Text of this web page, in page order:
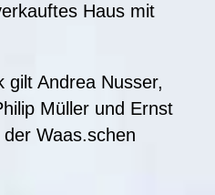
Haus mit
gilt Andrea Nusser,
Müller und Ernst
Waas.schen